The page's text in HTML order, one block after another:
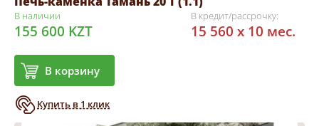
В наличии
155 600 KZT
В корзину
Купить в 1 клик
В кредит/рассрочку:
15 560 x 10 мес.